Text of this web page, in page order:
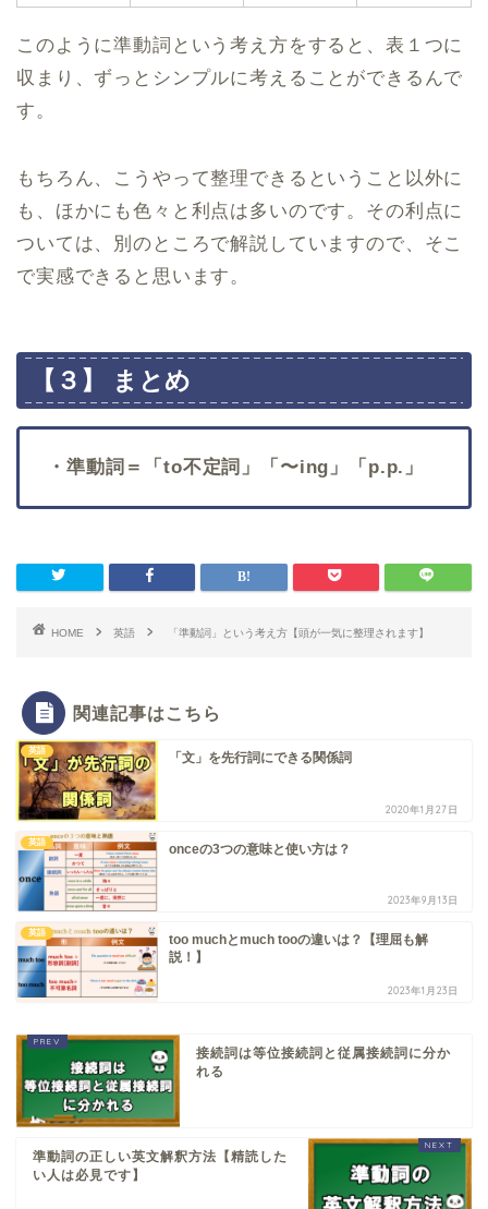
このように準動詞という考え方をすると、表１つに
収まり、ずっとシンプルに考えることができるんで
す。
もちろん、こうやって整理できるということ以外に
も、ほかにも色々と利点は多いのです。その利点に
ついては、別のところで解説していますので、そこ
で実感できると思います。
【３】 まとめ
・準動詞＝「to不定詞」「〜ing」「p.p.」
HOME 英語 「準動詞」という考え方【頭が一気に整理されます】
関連記事はこちら
英語 「文」を先行詞にできる関係詞
2020年1月27日
英語 onceの3つの意味と使い方は？
2023年9月13日
英語
too muchとmuch tooの違いは？【理屈も解
説！】
2023年1月23日
接続詞は等位接続詞と従属接続詞に分か
れる
準動詞の正しい英文解釈方法【精読した
い人は必見です】